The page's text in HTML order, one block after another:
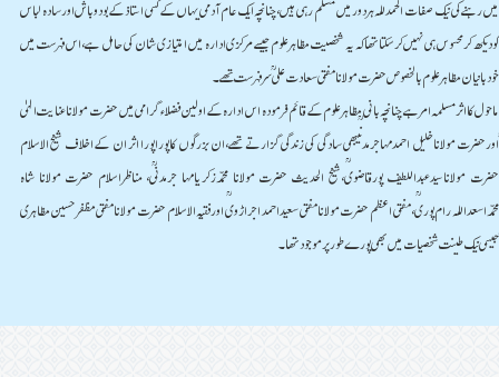
میں رہنے کی نیک صفات الحمدللہ ہردورمیں مسلم رہی ہیں،چنانچہ ایک عام آدمی یہاں کے کسی استاذکے بودوباش اورسادہ لباس
کودیکھ کرمحسوس ہی نہیں کرسکتاتھاکہ یہ شخصیت مظاہرعلوم جیسے مرکزی ادارہ میں امتیازی شان کی حامل ہے، اس فہرست میں
خودبانیان مظاہرعلوم بالخصوص حضرت مولانامفتی سعادت علی ؒ سرفہرست تھے۔
ماحول کااثرمسلمہ امرہے چنانچہ بانی مظاہرعلوم کے قائم فرمودہ اس ادارہ کے اولین فضلاء گرامی میں حضرت مولاناعنایت الہٰی
ؒاورحضرت مولاناخلیل احمدمہاجرمدنیؒبھی سادگی کی زندگی گزارتے تھے،ان بزرگوں کاپوراپورا اثر ان کے اخلاف شیخ الاسلام
حضرت مولاناسیدعبداللطیف پورقاضویؒ،شیخ الحدیث حضرت مولانا محمدزکریامہا جرمدنیؒ، مناظراسلام حضرت مولانا شاہ
محمداسعداللہ رام پوریؒ،مفتی اعظم حضرت مولانامفتی سعیداحمد اجراڑ ویؒ اورفقیہ الاسلام حضرت مولانامفتی مظفرحسین مظاہری
ؒجیسی نیک طینت شخصیات میں بھی پورے طورپرموجودتھا۔